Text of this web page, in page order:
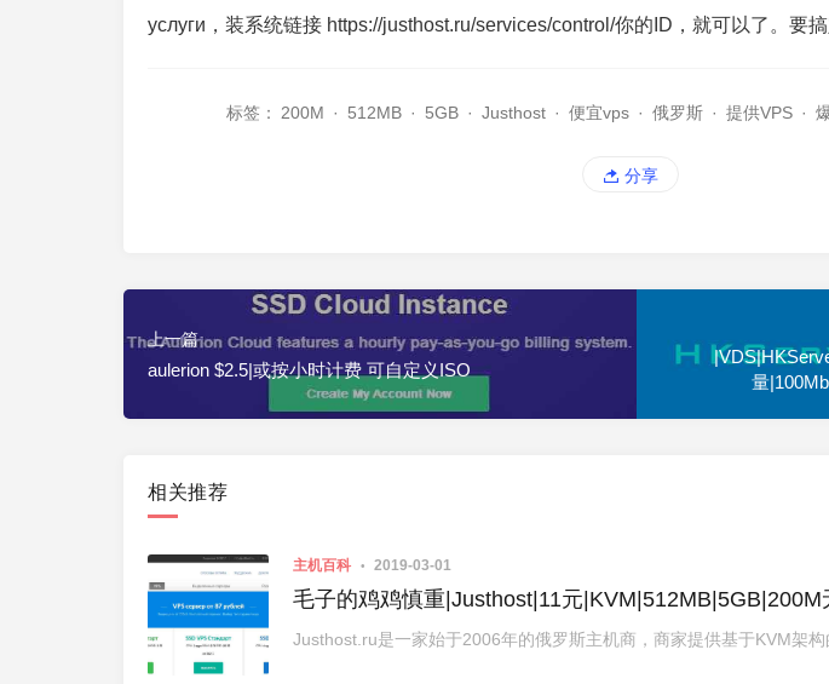
услуги，装系统链接 https://justhost.ru/services/control/你的ID，就可以了。要搞
标签： 200M · 512MB · 5GB · Justhost · 便宜vps · 俄罗斯 · 提供VPS ·
分享
上一篇
aulerion $2.5|或按小时计费 可自定义ISO
量
相关推荐
主机百科 2019-03-01
毛子的鸡鸡慎重|Justhost|11元|KVM|512MB|5GB|200M
Justhost.ru是一家始于2006年的俄罗斯主机商，商家提供基于KVM架